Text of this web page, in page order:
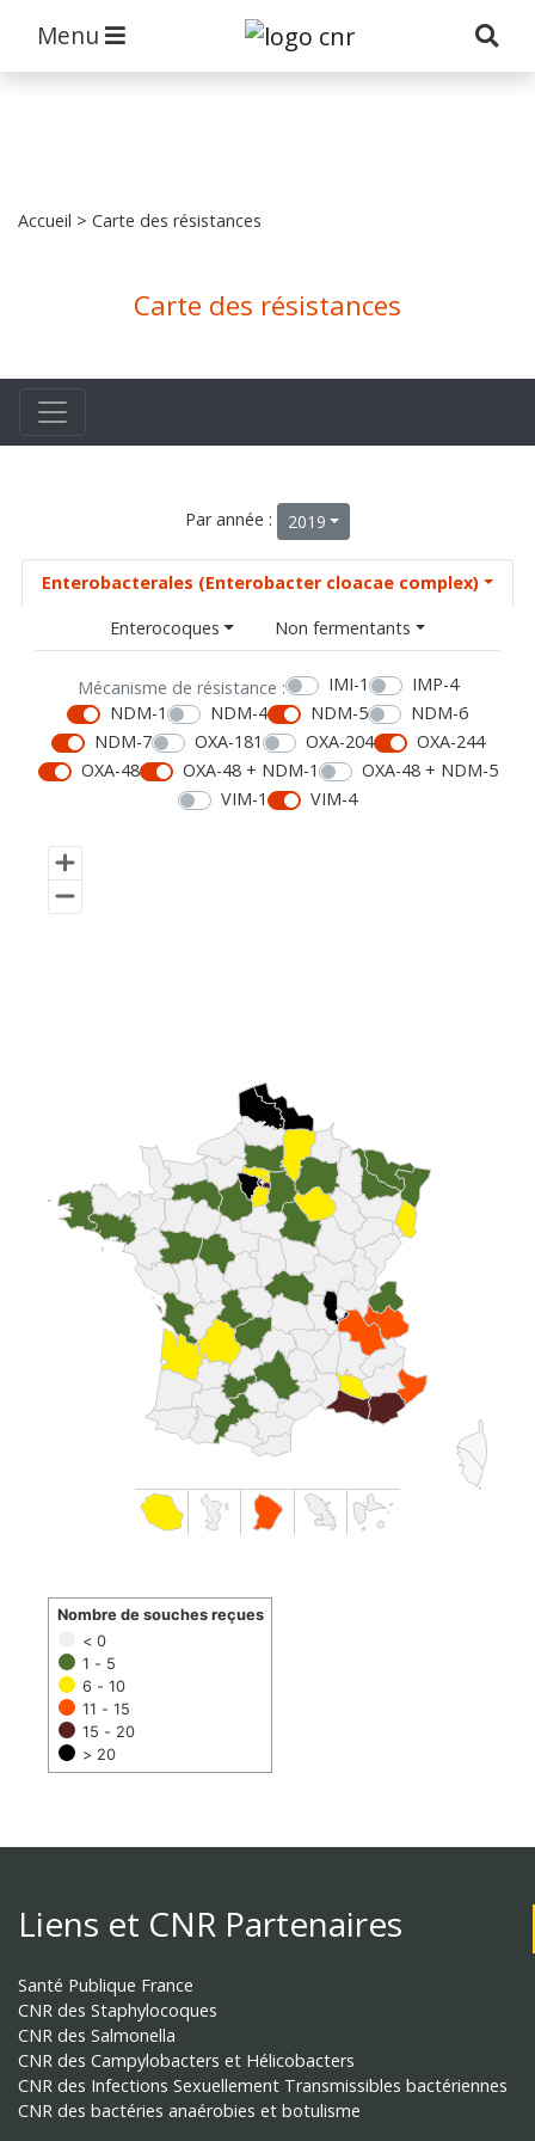
Menu
Accueil > Carte des résistances
Carte des résistances
Par année : 2019
Enterobacterales (Enterobacter cloacae complex)
Enterocoques
Non fermentants
Mécanisme de résistance : IMI-1
IMP-4
NDM-1
NDM-4 NDM-5
NDM-6
NDM-7
OXA-181 OXA-204
OXA-244
OXA-48
OXA-48 + NDM-1
OXA-48 + NDM-5
VIM-1
VIM-4
< 0
1 - 5
6 - 10
11 - 15
15 - 20
> 20
Nombre de souches reçues
Liens et CNR Partenaires
Santé Publique France
CNR des Staphylocoques
CNR des Salmonella
CNR des Campylobacters et Hélicobacters
CNR des Infections Sexuellement Transmissibles bactériennes
CNR des bactéries anaérobies et botulisme